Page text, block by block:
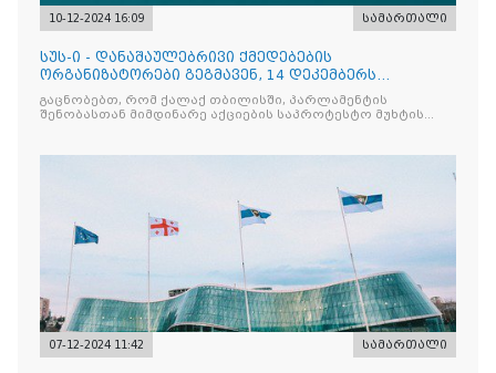
10-12-2024 16:09 სამართალი
სუს-ი - დანაშაულებრივი ქმედებების
ორგანიზატორები გეგმავენ, 14 დეკემბერს
საქართველოს პრეზიდენტის არჩევნების პროცესი
არ შედგეს
გაცნობებთ, რომ ქალაქ თბილისში, პარლამენტის
შენობასთან მიმდინარე აქციების საპროტესტო მუხტის
07-12-2024 11:42 სამართალი